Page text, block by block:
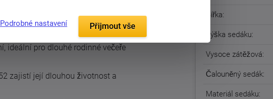
zad v provedení dubu okamžitě
ideální pro dlouhé rodinné večeře
zajistí její dlouhou životnost a
Šířka:
Výška sedáku:
Vysoce zátěžová:
Čalouněný sedák:
Materiál sedáku:
Podrobné nastavení Přijmout vše